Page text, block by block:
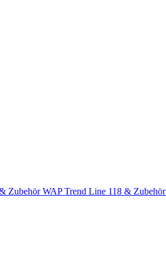
Zubehör WAP Trend Line 118 & Zubehör